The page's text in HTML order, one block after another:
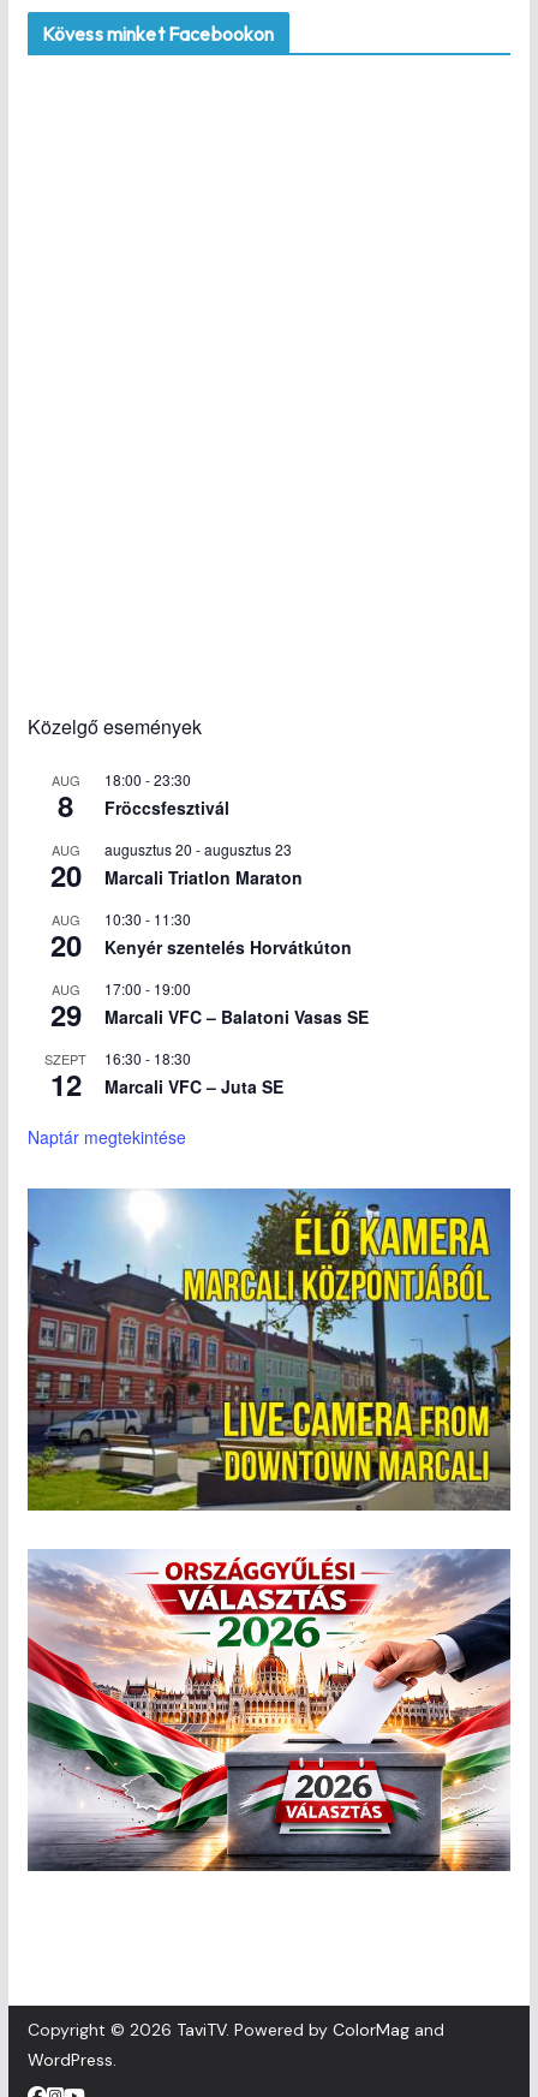
Kövess minket Facebookon
Közelgő események
AUG
8
18:00 -23:30
Fröccsfesztivál
AUG
20
augusztus 20 -augusztus 23
Marcali Triatlon Maraton
AUG
20
10:30 - 11:30
Kenyér szentelés Horvátkúton
AUG
29
17:00 - 19:00
Marcali VFC – Balatoni Vasas SE
SZEPT
12
16:30 - 18:30
Marcali VFC – Juta SE
Naptár megtekintése
Copyright © 2026 TaviTV. Powered by ColorMagand
WordPress.